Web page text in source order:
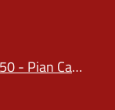
Camuno (BS)